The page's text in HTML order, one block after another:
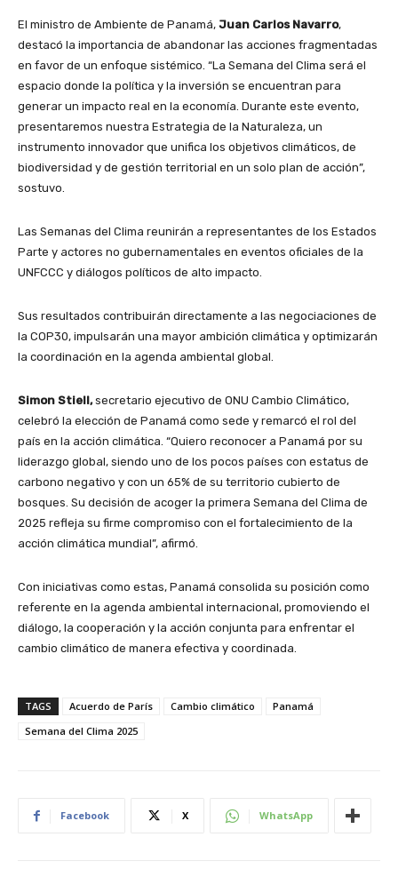
El ministro de Ambiente de Panamá, Juan Carlos Navarro,
destacó la importancia de abandonar las acciones fragmentadas
en favor de un enfoque sistémico. “La Semana del Clima será el
espacio donde la política y la inversión se encuentran para
generar un impacto real en la economía. Durante este evento,
presentaremos nuestra Estrategia de la Naturaleza, un
instrumento innovador que unifica los objetivos climáticos, de
biodiversidad y de gestión territorial en un solo plan de acción”,
sostuvo.
Las Semanas del Clima reunirán a representantes de los Estados
Parte y actores no gubernamentales en eventos oficiales de la
UNFCCC y diálogos políticos de alto impacto.
Sus resultados contribuirán directamente a las negociaciones de
la COP30, impulsarán una mayor ambición climática y optimizarán
la coordinación en la agenda ambiental global.
Simon Stiell,secretario ejecutivo de ONU Cambio Climático,
celebró la elección de Panamá como sede y remarcó el rol del
país en la acción climática. “Quiero reconocer a Panamá por su
liderazgo global, siendo uno de los pocos países con estatus de
carbono negativo y con un 65% de su territorio cubierto de
bosques. Su decisión de acoger la primera Semana del Clima de
2025 refleja su firme compromiso con el fortalecimiento de la
acción climática mundial”, afirmó.
Con iniciativas como estas, Panamá consolida su posición como
referente en la agenda ambiental internacional, promoviendo el
diálogo, la cooperación y la acción conjunta para enfrentar el
cambio climático de manera efectiva y coordinada.
TAGS Acuerdo de París Cambio climático
Panamá
Semana del Clima 2025
Facebook X WhatsApp